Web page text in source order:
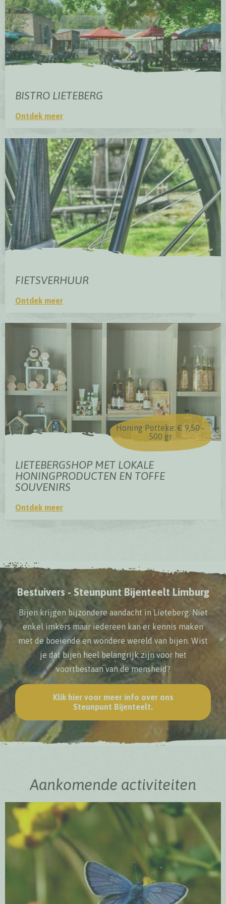
BISTRO LIETEBERG
Ontdek meer
FIETSVERHUUR
Ontdek meer
Honing Potteke: € 9,50 -
500 gr
LIETEBERGSHOP MET LOKALE
HONINGPRODUCTEN EN TOFFE
SOUVENIRS
Ontdek meer
Bestuivers - Steunpunt Bijenteelt Limburg
Bijen krijgen bijzondere aandacht in Lieteberg. Niet
enkel imkers maar iedereen kan er kennis maken
met de boeiende en wondere wereld van bijen. Wist
je dat bijen heel belangrijk zijn voor het
voortbestaan van de mensheid?
Klik hier voor meer info over ons
Steunpunt Bijenteelt.
Aankomende activiteiten